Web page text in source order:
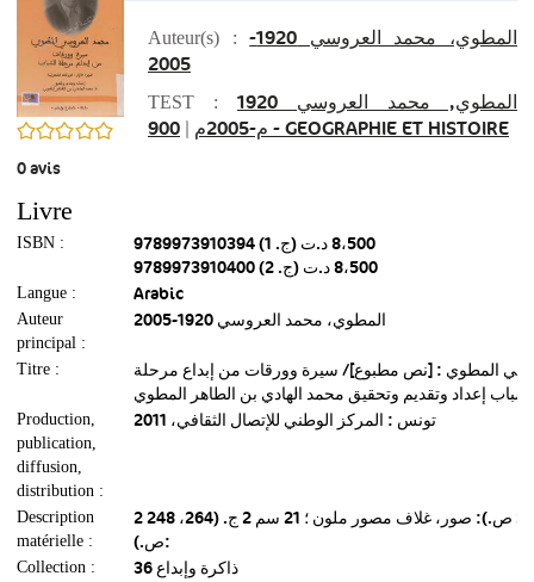
0/5
0avis
Auteur(s) :المطوي، محمد العروسي 1920-
2005
TEST : المطوي, محمد العروسي‏ ‏1920
م-2005م
| 900 - GEOGRAPHIE ET HISTOIRE
Livre
ISBN :
9789973910394 (ج. 1) 8،500 د.ت
9789973910400 (ج. 2) 8،500 د.ت
Langue : Arabic
Auteur
principal :
المطوي، محمد العروسي 1920-2005
Titre :
المطوي : [نص مطبوع]/ سيرة وورقات من إبداع مرحلة
إعداد وتقديم وتحقيق محمد الهادي بن الطاهر المطوي
Production,
publication,
diffusion,
distribution :
تونس : المركز الوطني للإتصال الثقافي‏، ‏2011
Description
matérielle :
2 ج. (264، 248 ص.): صور، غلاف مصور ملون ؛ 21 سم 2 ج. (264، 248
ص.):
Collection : ذاكرة وإبداع ‏36